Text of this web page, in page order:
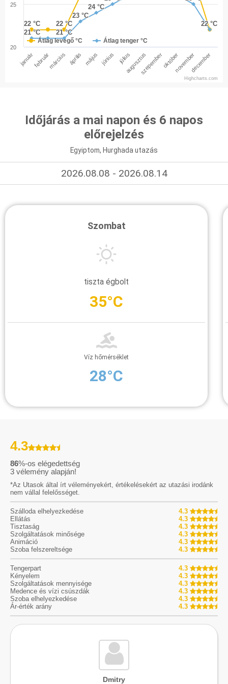
22 °C
22 °C 22 °C
22 °C 22 °C
22 °C
21 °C
21 °C 21 °C
21 °C
23 °C
23 °C
24 °C
24 °C
Átlag levegő °C Átlag tenger °C
januárfebruármárcius április május június júliusaugusztusszepemberoktóbernovemberdecember
20
25
Highcharts.com
Időjárás a mai napon és 6 napos
előrejelzés
Egyiptom, Hurghada utazás
2026.08.08 - 2026.08.14
Szombat
tiszta égbolt
35°C
Víz hőmérséklet
28°C
4.3
86%-os elégedettség
3 vélemény alapján!
*Az Utasok által írt véleményekért, értékelésekért az utazási irodánk
nem vállal felelősséget.
Szálloda elhelyezkedése
4.3
Ellátás
4.3
Tisztaság
4.3
Szolgáltatások minősége
4.3
Animáció
4.3
Szoba felszereltsége
4.3
Tengerpart
4.3
Kényelem
4.3
Szolgáltatások mennyisége
4.3
Medence és vízi csúszdák
4.3
Szoba elhelyezkedése
4.3
Ár-érték arány
4.3
Dmitry